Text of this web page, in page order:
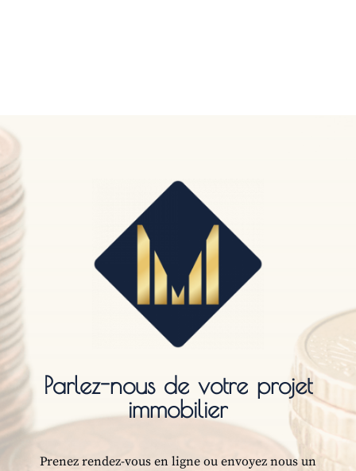
Parlez-nous de votre projet
immobilier
Prenez rendez-vous en ligne ou envoyez nous un